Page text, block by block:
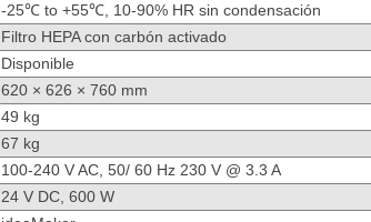
-25℃ to +55℃, 10-90% HR sin condensación
Filtro HEPA con carbón activado
Disponible
620 × 626 × 760 mm
49 kg
67 kg
100-240 V AC, 50/ 60 Hz 230 V @ 3.3 A
24 V DC, 600 W